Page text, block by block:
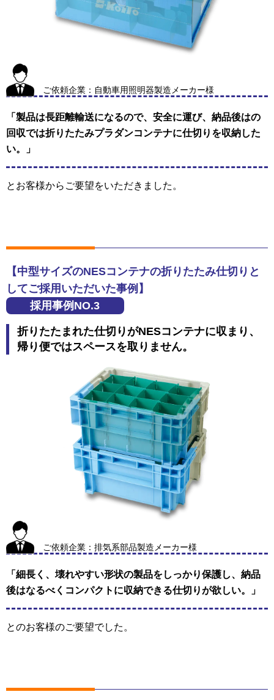
ご依頼企業：自動車用照明器製造メーカー様
「製品は長距離輸送になるので、安全に運び、納品後はの
回収では折りたたみプラダンコンテナに仕切りを収納した
い。」
とお客様からご要望をいただきました。
【中型サイズのNESコンテナの折りたたみ仕切りと
してご採用いただいた事例】
採用事例NO.3
折りたたまれた仕切りがNESコンテナに収まり、
帰り便ではスペースを取りません。
ご依頼企業：排気系部品製造メーカー様
「細長く、壊れやすい形状の製品をしっかり保護し、納品
後はなるべくコンパクトに収納できる仕切りが欲しい。」
とのお客様のご要望でした。